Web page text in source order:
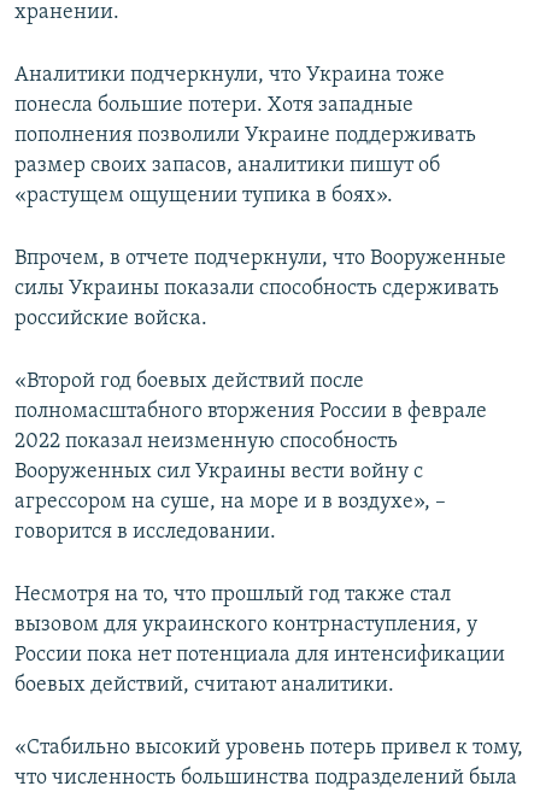
хранении.
Аналитики подчеркнули, что Украина тоже
понесла большие потери. Хотя западные
пополнения позволили Украине поддерживать
размер своих запасов, аналитики пишут об
«растущем ощущении тупика в боях».
Впрочем, в отчете подчеркнули, что Вооруженные
силы Украины показали способность сдерживать
российские войска.
«Второй год боевых действий после
полномасштабного вторжения России в феврале
2022 показал неизменную способность
Вооруженных сил Украины вести войну с
агрессором на суше, на море и в воздухе», –
говорится в исследовании.
Несмотря на то, что прошлый год также стал
вызовом для украинского контрнаступления, у
России пока нет потенциала для интенсификации
боевых действий, считают аналитики.
«Стабильно высокий уровень потерь привел к тому,
что численность большинства подразделений была